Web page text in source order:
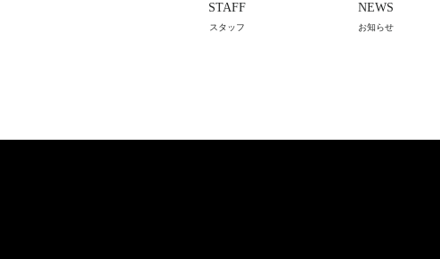
STAFF
スタッフ
NEWS
お知らせ